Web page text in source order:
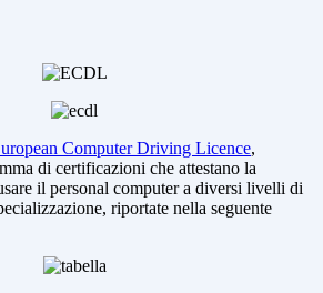
Computer Driving Licence,
di certificazioni che attestano la
il personal computer a diversi livelli di
riportate nella seguente